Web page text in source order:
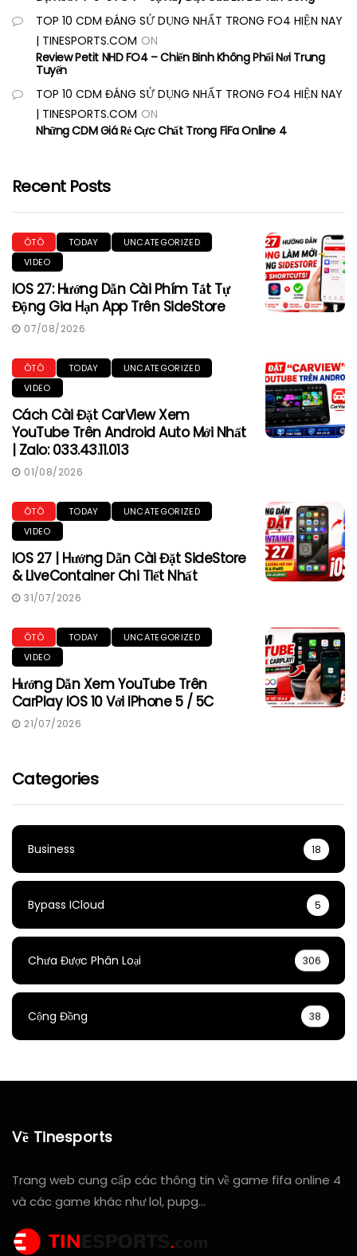
TOP 10 CDM ĐÁNG SỬ DỤNG NHẤT TRONG FO4 HIỆN NAY
| TINESPORTS.COM ON
Review Petit NHD FO4 – Chiến Binh Không Phổi Nơi Trung
Tuyến
TOP 10 CDM ĐÁNG SỬ DỤNG NHẤT TRONG FO4 HIỆN NAY
| TINESPORTS.COM ON
Những CDM Giá Rẻ Cực Chất Trong FiFa Online 4
Recent Posts
ÔTÔ TODAY
UNCATEGORIZED
VIDEO
IOS 27: Hướng Dẫn Cài Phím Tắt Tự
Động Gia Hạn App Trên SideStore
07/08/2026
ÔTÔ TODAY
UNCATEGORIZED
VIDEO
Cách Cài Đặt CarView Xem
YouTube Trên Android Auto Mới Nhất
| Zalo: 033.43.11.013
01/08/2026
ÔTÔ TODAY
UNCATEGORIZED
VIDEO
IOS 27 | Hướng Dẫn Cài Đặt SideStore
& LiveContainer Chi Tiết Nhất
31/07/2026
ÔTÔ TODAY
UNCATEGORIZED
VIDEO
Hướng Dẫn Xem YouTube Trên
CarPlay IOS 10 Với IPhone 5 / 5C
21/07/2026
Categories
Business 18
Bypass ICloud 5
Chưa Được Phân Loại 306
Cộng Đồng 38
Về Tinesports
Trang web cung cấp các thông tin về game fifa online 4
và các game khác như lol, pupg…